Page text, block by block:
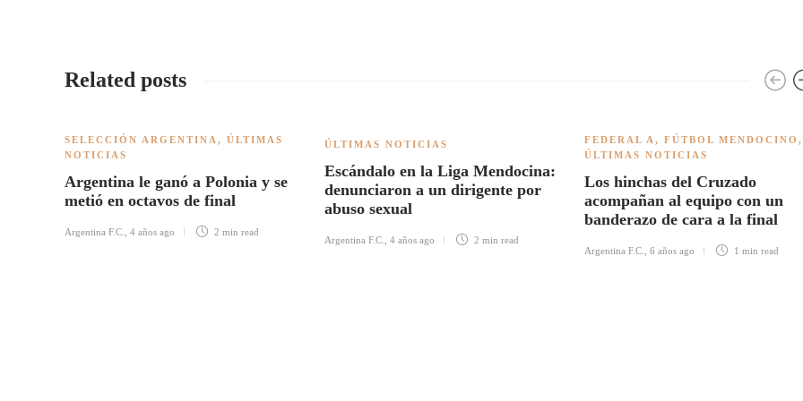
Related posts
SELECCIÓN ARGENTINA , ÚLTIMAS
NOTICIAS
Argentina le ganó a Polonia y se
metió en octavos de final
Argentina F.C. 4 años ago 2 min read
ÚLTIMAS NOTICIAS
Escándalo en la Liga Mendocina:
denunciaron a un dirigente por
abuso sexual
Argentina F.C. 4 años ago 2 min read
FEDERAL A , FÚTBOL MENDOCINO ,
ÚLTIMAS NOTICIAS
Los hinchas del Cruzado
acompañan al equipo con un
banderazo de cara a la final
Argentina F.C. 6 años ago 1 min read